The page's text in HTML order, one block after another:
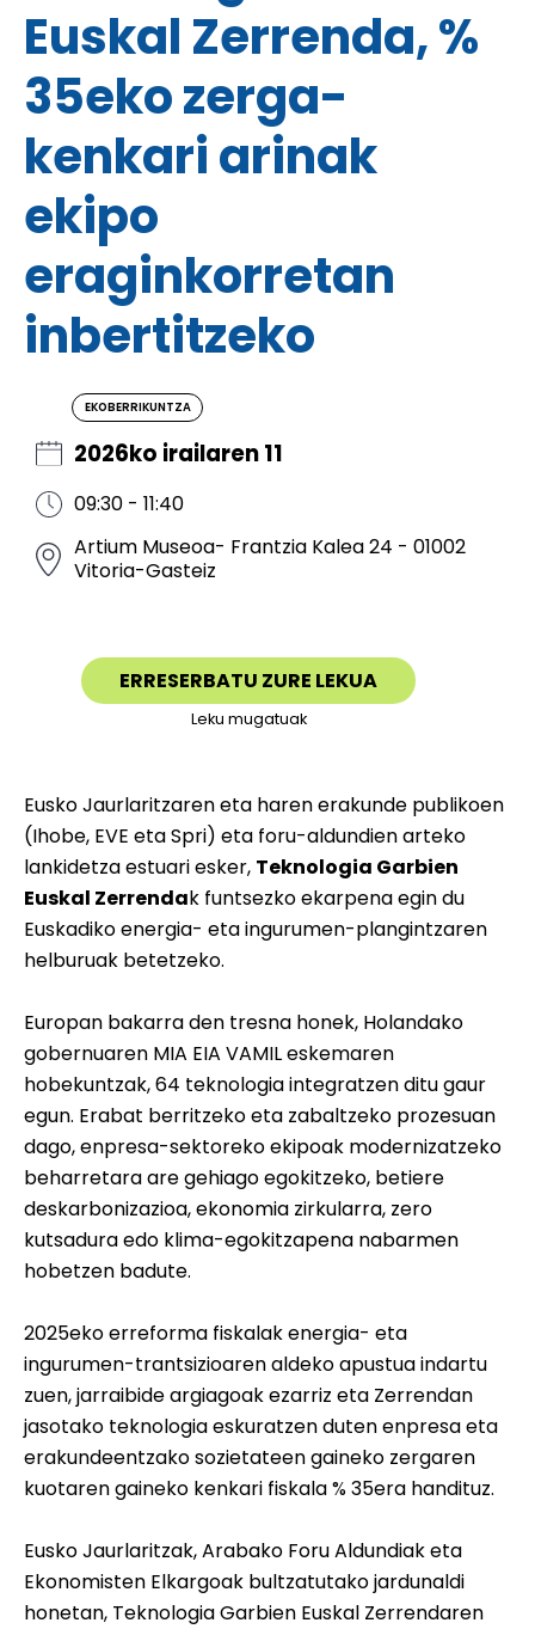
Euskal Zerrenda, %
35eko zerga-
kenkari arinak
ekipo
eraginkorretan
inbertitzeko
EKOBERRIKUNTZA
2026ko irailaren 11
09:30 - 11:40
Artium Museoa- Frantzia Kalea 24 - 01002
Vitoria-Gasteiz
ERRESERBATU ZURE LEKUA
Leku mugatuak
Eusko Jaurlaritzaren eta haren erakunde publikoen
(Ihobe, EVE eta Spri) eta foru-aldundien arteko
lankidetza estuari esker, Teknologia Garbien
Euskal Zerrendak funtsezko ekarpena egin du
Euskadiko energia- eta ingurumen-plangintzaren
helburuak betetzeko.
Europan bakarra den tresna honek, Holandako
gobernuaren MIA EIA VAMIL eskemaren
hobekuntzak, 64 teknologia integratzen ditu gaur
egun. Erabat berritzeko eta zabaltzeko prozesuan
dago, enpresa-sektoreko ekipoak modernizatzeko
beharretara are gehiago egokitzeko, betiere
deskarbonizazioa, ekonomia zirkularra, zero
kutsadura edo klima-egokitzapena nabarmen
hobetzen badute.
2025eko erreforma fiskalak energia- eta
ingurumen-trantsizioaren aldeko apustua indartu
zuen, jarraibide argiagoak ezarriz eta Zerrendan
jasotako teknologia eskuratzen duten enpresa eta
erakundeentzako sozietateen gaineko zergaren
kuotaren gaineko kenkari fiskala % 35era handituz.
Eusko Jaurlaritzak, Arabako Foru Aldundiak eta
Ekonomisten Elkargoak bultzatutako jardunaldi
honetan, Teknologia Garbien Euskal Zerrendaren